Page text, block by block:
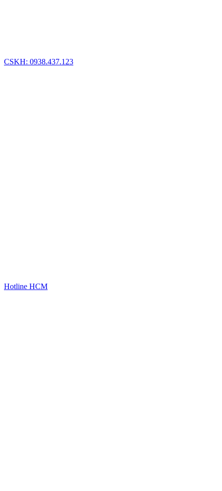
CSKH: 0938.437.123
Hotline HCM